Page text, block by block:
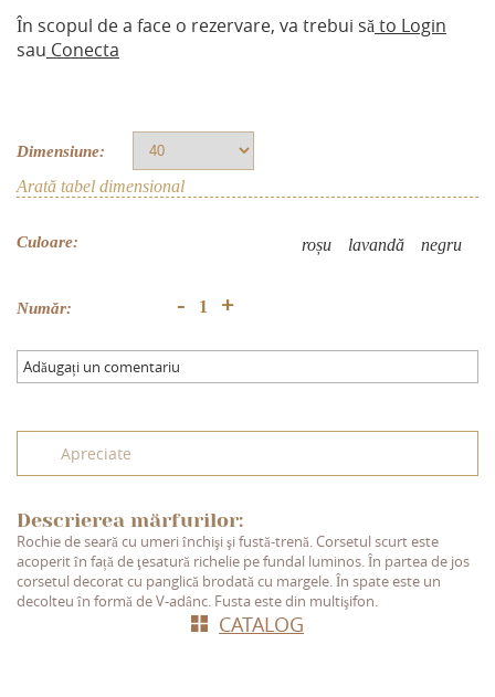
În scopul de a face o rezervare, va trebui săto Login
sau Conecta
Dimensiune:
Arată tabel dimensional
Culoare: negru
lavandă
roșu
Număr: - +
Adăugați un comentariu
Apreciate
Descrierea mărfurilor:
Rochie de seară cu umeri închişi şi fustă-trenă. Corsetul scurt este
acoperit în față de ţesatură richelie pe fundal luminos. În partea de jos
corsetul decorat cu panglică brodată cu margele. În spate este un
decolteu în formă de V-adânc. Fusta este din multişifon.
СATALOG